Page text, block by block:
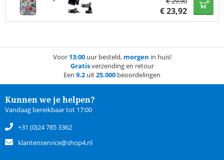
€23,92
Voor 13:00uur besteld, morgen in huis!
Gratisverzending en retour
Een 9.2 uit25.000 beoordelingen
Kunnen we je helpen?
Vandaag bereikbaar tot 17:00
+31 (0)24 785 3362
klantenservice@shop4.nl